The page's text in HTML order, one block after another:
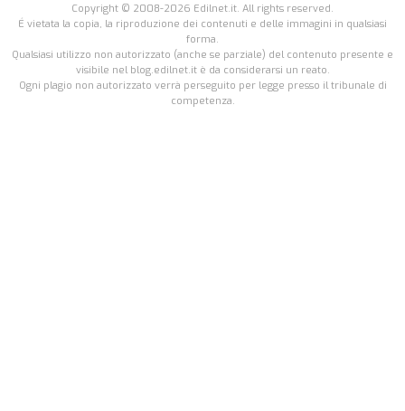
Copyright © 2008-2026 Edilnet.it. All rights reserved.
É vietata la copia, la riproduzione dei contenuti e delle immagini in qualsiasi
forma.
Qualsiasi utilizzo non autorizzato (anche se parziale) del contenuto presente e
visibile nel blog.edilnet.it è da considerarsi un reato.
Ogni plagio non autorizzato verrà perseguito per legge presso il tribunale di
competenza.